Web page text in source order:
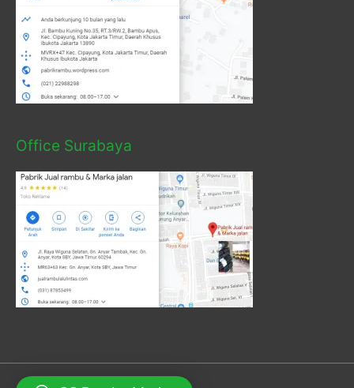
Office Surabaya